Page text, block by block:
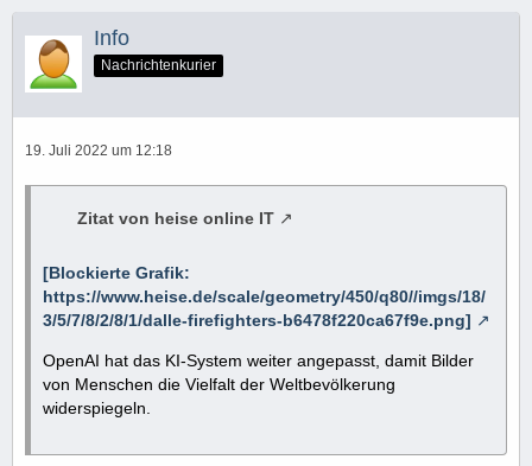
Info
Nachrichtenkurier
19. Juli 2022 um 12:18
Zitat von heise online IT
[Blockierte Grafik:
https://www.heise.de/scale/geometry/450/q80//imgs/18/
3/5/7/8/2/8/1/dalle-firefighters-b6478f220ca67f9e.png]
OpenAI hat das KI-System weiter angepasst, damit Bilder
von Menschen die Vielfalt der Weltbevölkerung
widerspiegeln.